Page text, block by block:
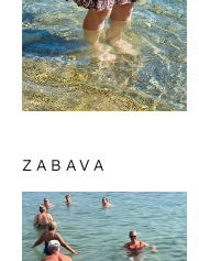
ZABAVA